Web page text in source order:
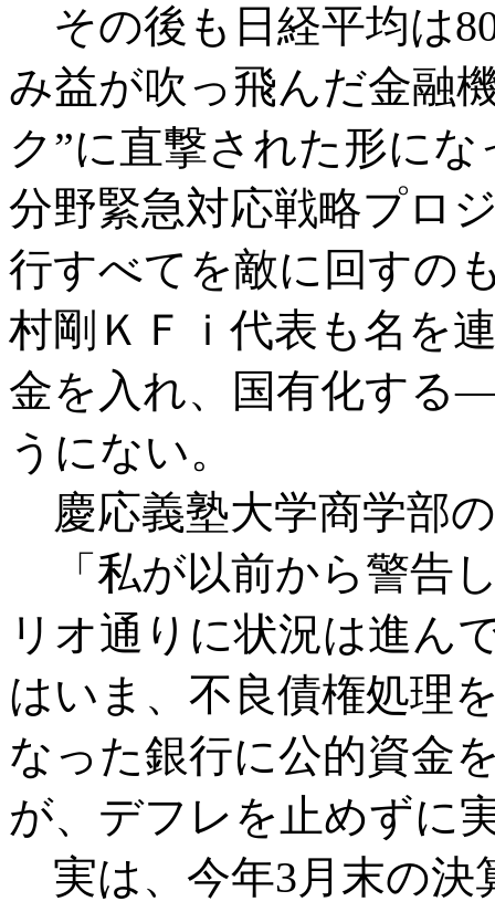
その後も日経平均は
み益が吹っ飛んだ金融
ク”に直撃された形に
分野緊急対応戦略プロ
行すべてを敵に回すの
村剛ＫＦｉ代表も名を
金を入れ、国有化す
うにない。
慶応義塾大学商学部
「私が以前から警告
リオ通りに状況は進ん
はいま、不良債権処理
なった銀行に公的資金
が、デフレを止めずに
実は、今年3月末の決